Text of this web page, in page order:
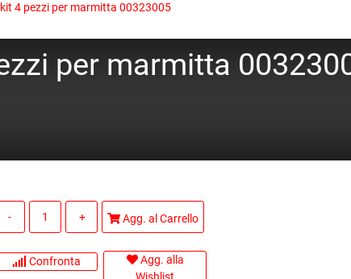
4 pezzi per marmitta 00323005
per marmitta
Quantità
Agg. al Carrello
Confronta
Agg. alla